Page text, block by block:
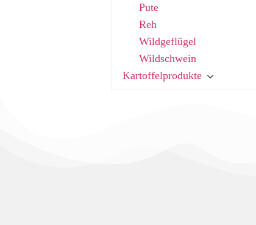
Pute
Reh
Wildgeflügel
Wildschwein
Kartoffelprodukte